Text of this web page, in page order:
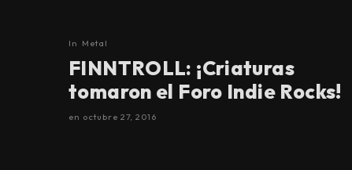
In Metal
FINNTROLL: ¡Criaturas
tomaron el Foro Indie Rocks!
en octubre 27, 2016